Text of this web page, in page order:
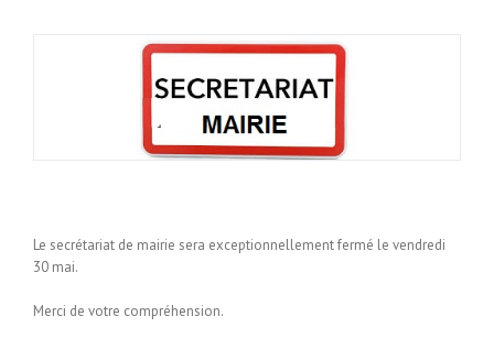
Le secrétariat de mairie sera exceptionnellement fermé le vendredi
30 mai.
Merci de votre compréhension.